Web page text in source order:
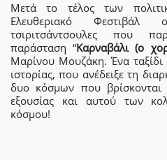
Μετά το τέλος των
Ελευθεριακό Φεστιβάλ
τσιριτσάντσουλες που
παράσταση “Καρναβάλι (ο
Μαρίνου Μουζάκη. Ένα
ιστορίας, που ανέδειξε τη
δυο κόσμων που
εξουσίας και αυτού των
κόσμου!